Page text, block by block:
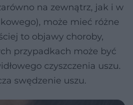
na zewnątrz, jak i w
może mieć różne
to objawy choroby,
przypadkach może być
czyszczenia uszu.
swędzenie uszu.